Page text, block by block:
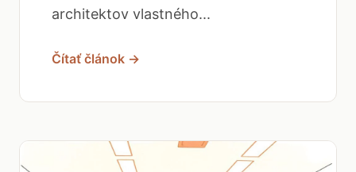
architektov vlastného...
Čítať článok →